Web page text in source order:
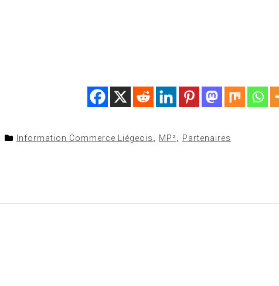
Information Commerce Liégeois MP² Partenaires